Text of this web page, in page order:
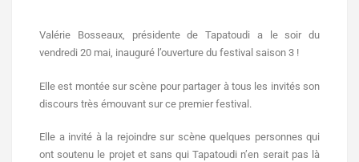
Valérie Bosseaux, présidente de Tapatoudi a le soir du
vendredi 20 mai, inauguré l’ouverture du festival saison 3 !
Elle est montée sur scène pour partager à tous les invités son
discours très émouvant sur ce premier festival.
Elle a invité à la rejoindre sur scène quelques personnes qui
ont soutenu le projet et sans qui Tapatoudi n’en serait pas là